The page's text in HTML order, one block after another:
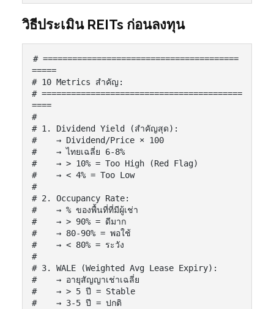
วิธีประเมิน REITs ก่อนลงทุน
# ========================================
=====
# 10 Metrics สำคัญ:
# =========================================
====
#
# 1. Dividend Yield (สำคัญสุด):
#    → Dividend/Price × 100
#    → ไทยเฉลี่ย 6-8%
#    → > 10% = Too High (Red Flag)
#    → < 4% = Too Low
#
# 2. Occupancy Rate:
#    → % ของพื้นที่ที่มีผู้เช่า
#    → > 90% = ดีมาก
#    → 80-90% = พอใช้
#    → < 80% = ระวัง
#
# 3. WALE (Weighted Avg Lease Expiry):
#    → อายุสัญญาเช่าเฉลี่ย
#    → > 5 ปี = Stable
#    → 3-5 ปี = ปกติ